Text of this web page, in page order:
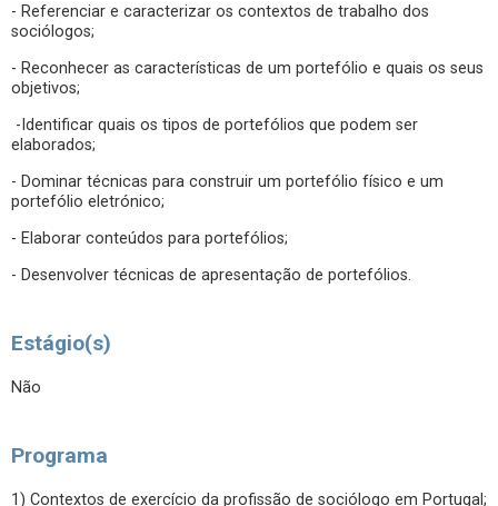
- Referenciar e caracterizar os contextos de trabalho dos
sociólogos;
- Reconhecer as características de um portefólio e quais os seus
objetivos;
-Identificar quais os tipos de portefólios que podem ser
elaborados;
- Dominar técnicas para construir um portefólio físico e um
portefólio eletrónico;
- Elaborar conteúdos para portefólios;
- Desenvolver técnicas de apresentação de portefólios.
Estágio(s)
Não
Programa
1) Contextos de exercício da profissão de sociólogo em Portugal;